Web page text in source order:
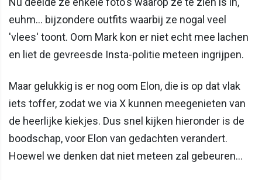
euhm... bijzondere outfits waarbij ze nogal veel
'vlees' toont. Oom Mark kon er niet echt mee lachen
en liet de gevreesde Insta-politie meteen ingrijpen.
Maar gelukkig is er nog oom Elon, die is op dat vlak
iets toffer, zodat we via X kunnen meegenieten van
de heerlijke kiekjes. Dus snel kijken hieronder is de
boodschap, voor Elon van gedachten verandert.
Hoewel we denken dat niet meteen zal gebeuren...